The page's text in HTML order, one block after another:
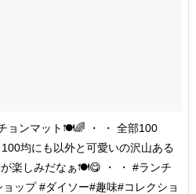
ョンマット🍽🌈 ・ ・ 全部100
均にも以外と可愛いの沢山ある
楽しみだなぁ🍽😋 ・ ・ #ランチ
ップ #ダイソー#趣味#コレクショ